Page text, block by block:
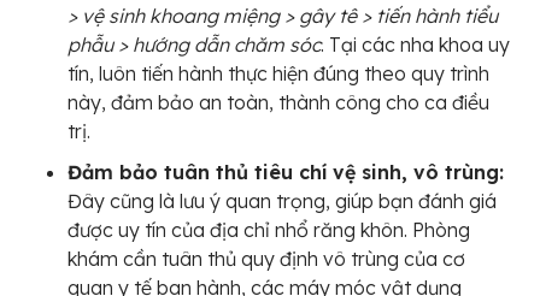
> vệ sinh khoang miệng > gây tê > tiến hành tiểu
phẫu > hướng dẫn chăm sóc. Tại các nha khoa uy
tín, luôn tiến hành thực hiện đúng theo quy trình
này, đảm bảo an toàn, thành công cho ca điều
trị.
Đảm bảo tuân thủ tiêu chí vệ sinh, vô trùng:
Đây cũng là lưu ý quan trọng, giúp bạn đánh giá
được uy tín của địa chỉ nhổ răng khôn. Phòng
khám cần tuân thủ quy định vô trùng của cơ
quan y tế ban hành, các máy móc vật dụng